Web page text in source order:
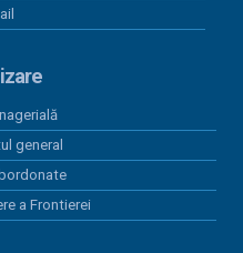
general
a Frontierei